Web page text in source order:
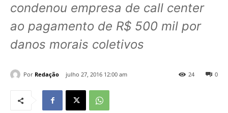
condenou empresa de call center
ao pagamento de R$ 500 mil por
danos morais coletivos
Por Redação julho 27, 2016 12:00 am 0
24